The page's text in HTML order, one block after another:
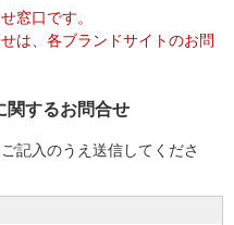
窓口です。
は、各ブランドサイトのお問
関するお問合せ
記入のうえ送信してくださ